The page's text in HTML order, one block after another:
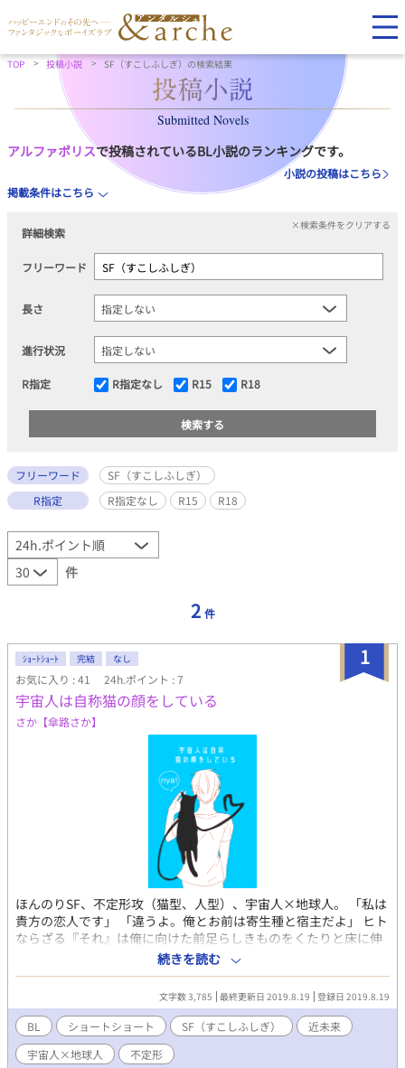
TOP 投稿小説 SF（すこしふしぎ）の検索結果
Submitted Novels
アルファポリスで投稿されているBL小説のランキングです。
小説の投稿はこちら
掲載条件はこちら
詳細検索
×検索条件をクリアする
フリーワード
長さ
進行状況
R指定 R指定なし R15 R18
フリーワード
SF（すこしふしぎ）
R指定
R指定なし R15 R18
件
2 件
1
ｼｮｰﾄｼｮｰﾄ 完結 なし
お気に入り : 41 24h.ポイント : 7
宇宙人は自称猫の顔をしている
さか【傘路さか】
ほんのりSF、不定形攻（猫型、人型）、宇宙人×地球人。 「私は
貴方の恋人です」 「違うよ。俺とお前は寄生種と宿主だよ」 ヒト
ならざる『それ』は俺に向けた前足らしきものをくたりと床に伸
ばし、ごろりと寝転がってグロロロ、と叩き潰されたような声を
上げた。 ※小説の文章をコピーして無断で使用したり、登場人物
名を版権キャラクターに置き換えた二次創作小説への転用は一部
分であってもお断りします。 無断使用を発見した場合には、警告
をおこなった上で、悪質な場合は法的措置をとる場合がありま
す。 自サイト： https://sakkkkkkkkk.lsv.jp/ 誤字脱字報告フォー
ム： https://form1ssl.fc2.com/form/?id=fcdb8998a698847f
続きを読む
文字数 3,785 最終更新日 2019.8.19 登録日 2019.8.19
BL ショートショート SF（すこしふしぎ）
近未来
宇宙人×地球人
不定形